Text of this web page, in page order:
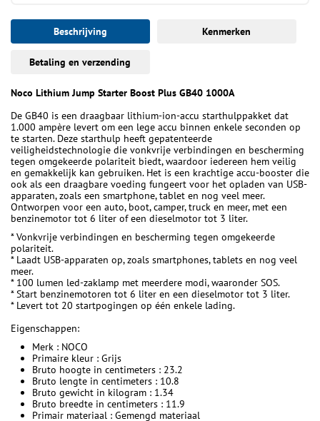
Beschrijving Kenmerken
Betaling en verzending
Noco Lithium Jump Starter Boost Plus GB40 1000A
De GB40 is een draagbaar lithium-ion-accu starthulppakket dat
1.000 ampère levert om een lege accu binnen enkele seconden op
te starten. Deze starthulp heeft gepatenteerde
veiligheidstechnologie die vonkvrije verbindingen en bescherming
tegen omgekeerde polariteit biedt, waardoor iedereen hem veilig
en gemakkelijk kan gebruiken. Het is een krachtige accu-booster die
ook als een draagbare voeding fungeert voor het opladen van USB-
apparaten, zoals een smartphone, tablet en nog veel meer.
Ontworpen voor een auto, boot, camper, truck en meer, met een
benzinemotor tot 6 liter of een dieselmotor tot 3 liter.
* Vonkvrije verbindingen en bescherming tegen omgekeerde
polariteit.
* Laadt USB-apparaten op, zoals smartphones, tablets en nog veel
meer.
* 100 lumen led-zaklamp met meerdere modi, waaronder SOS.
* Start benzinemotoren tot 6 liter en een dieselmotor tot 3 liter.
* Levert tot 20 startpogingen op één enkele lading.
Eigenschappen:
Merk : NOCO
Primaire kleur : Grijs
Bruto hoogte in centimeters : 23.2
Bruto lengte in centimeters : 10.8
Bruto gewicht in kilogram : 1.34
Bruto breedte in centimeters : 11.9
Primair materiaal : Gemengd materiaal